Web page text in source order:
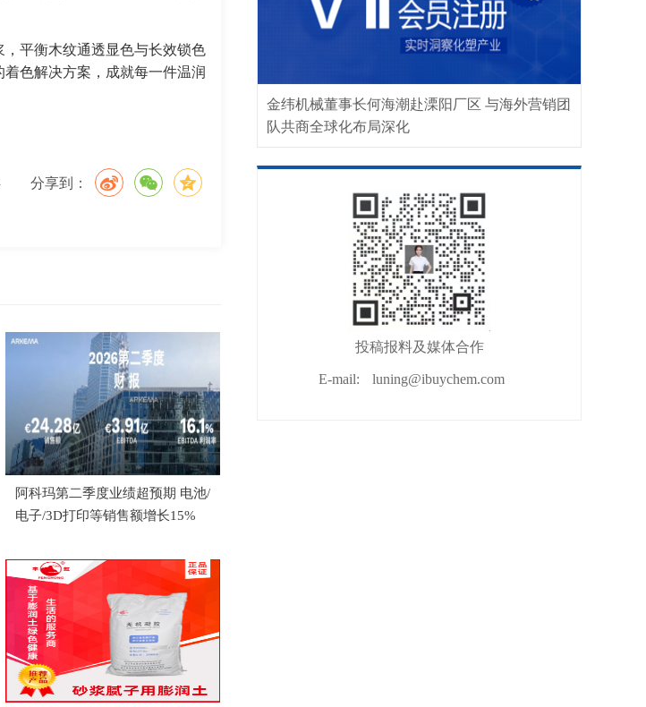
平衡木纹通透显色与长效锁色
色解决方案，成就每一件温润
分享到：
阿科玛第二季度业绩超预期 电池/
电子/3D打印等销售额增长15%
金纬机械董事长何海潮赴溧阳厂区 与海外营销团
队共商全球化布局深化
投稿报料及媒体合作
E-mail: luning@ibuychem.com